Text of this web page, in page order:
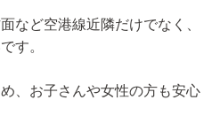
など空港線近隣だけでなく、
す。
、お子さんや女性の方も安心